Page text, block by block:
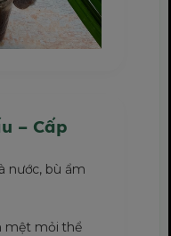
– Cấp
nước, bù ẩm
mệt mỏi thể